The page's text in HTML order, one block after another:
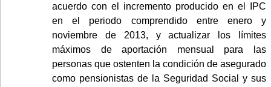
acuerdo con el incremento producido en el IPC
en el periodo comprendido entre enero y
noviembre de 2013, y actualizar los límites
máximos de aportación mensual para las
personas que ostenten la condición de asegurado
como pensionistas de la Seguridad Social y sus